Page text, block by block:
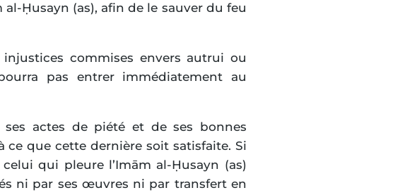
Ḥusayn (as), afin de le sauver du feu
commises envers autrui ou
pas entrer immédiatement au
actes de piété et de ses bonnes
ce que cette dernière soit satisfaite. Si
qui pleure l’Imām al-Ḥusayn (as)
ni par ses œuvres ni par transfert en